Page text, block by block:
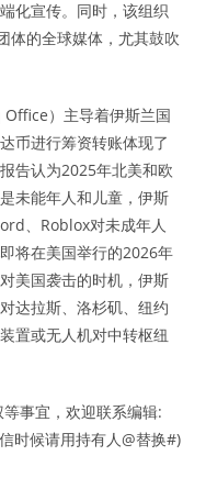
化宣传。同时，该组织
体的全球媒体，尤其鼓吹
）主导着伊斯兰国
币进行筹资转账体现了
告认为2025年北美和欧
未能年人和儿童，伊斯
、Roblox对未成年人
将在美国举行的2026年
美国袭击的时机，伊斯
达拉斯、洛杉矶、纽约
置或无人机对中转枢纽
事宜，欢迎联系编辑:
候请用持有人@替换#)